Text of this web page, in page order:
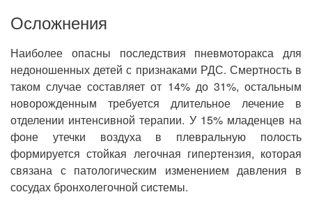
Осложнения
Наиболее опасны последствия пневмоторакса для
недоношенных детей с признаками РДС. Смертность в
таком случае составляет от 14% до 31%, остальным
новорожденным требуется длительное лечение в
отделении интенсивной терапии. У 15% младенцев на
фоне утечки воздуха в плевральную полость
формируется стойкая легочная гипертензия, которая
связана с патологическим изменением давления в
сосудах бронхолегочной системы.